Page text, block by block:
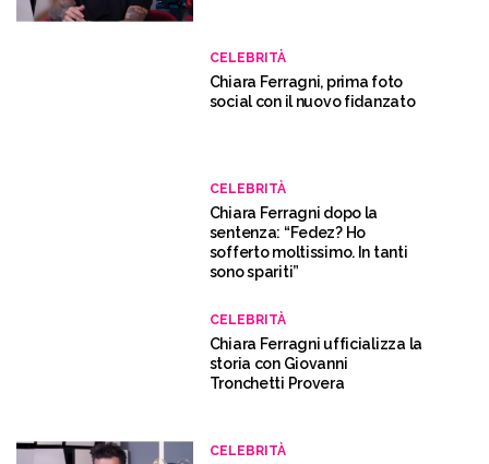
CELEBRITÀ
Chiara Ferragni, prima foto
social con il nuovo fidanzato
CELEBRITÀ
Chiara Ferragni dopo la
sentenza: “Fedez? Ho
sofferto moltissimo. In tanti
sono spariti”
CELEBRITÀ
Chiara Ferragni ufficializza la
storia con Giovanni
Tronchetti Provera
CELEBRITÀ